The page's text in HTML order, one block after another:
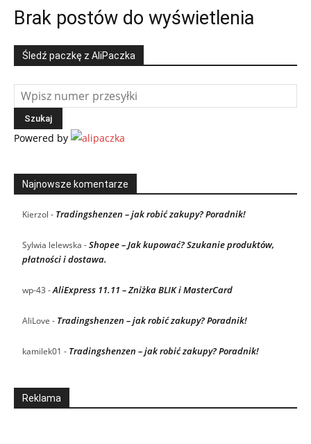
Brak postów do wyświetlenia
Śledź paczkę z AliPaczka
Powered by
Najnowsze komentarze
Kierzol - Tradingshenzen – jak robić zakupy? Poradnik!
Sylwia lelewska -Shopee – Jak kupować? Szukanie produktów,
płatności i dostawa.
wp-43 -AliExpress 11.11 – Zniżka BLIK i MasterCard
AliLove - Tradingshenzen – jak robić zakupy? Poradnik!
kamilek01 - Tradingshenzen – jak robić zakupy? Poradnik!
Reklama